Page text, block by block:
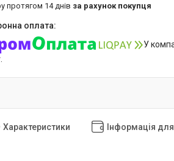
протягом 14 днів за рахунок покупця
У
Характеристики Інформація